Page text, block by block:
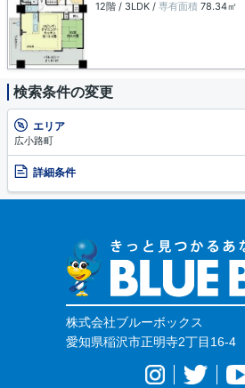
12階 / 3LDK / 専有面積 78.34㎡
検索条件の変更
エリア
広小路町
詳細条件
株式会社ブルーボックス
愛知県稲沢市正明寺2丁目16-4